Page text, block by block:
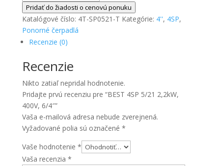
BEST
4SP
5/21
2,2kW,
6/4"
Pridať do žiadosti o cenovú ponuku
Katalógové číslo: 4T-SP0521-T Kategórie: 4'', 4SP,
Ponorné čerpadlá
Recenzie (0)
Recenzie
Nikto zatiaľ nepridal hodnotenie.
Pridajte prvú recenziu pre “BEST 4SP 5/21 2,2kW,
400V, 6/4″”
Vaša e-mailová adresa nebude zverejnená.
Vyžadované polia sú označené *
Vaše hodnotenie *
Vaša recenzia *